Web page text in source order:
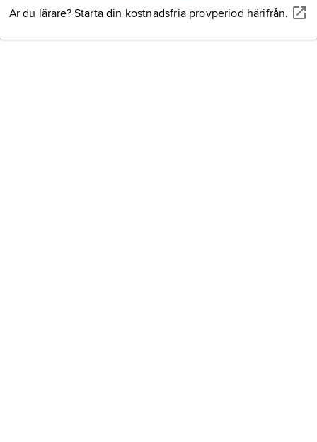
Litteraturanvisning
Är du lärare? Starta din kostnadsfria provperiod härifrån.